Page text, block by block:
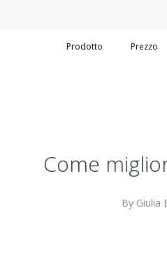
Prodotto Prezzo
Come
By Giulia